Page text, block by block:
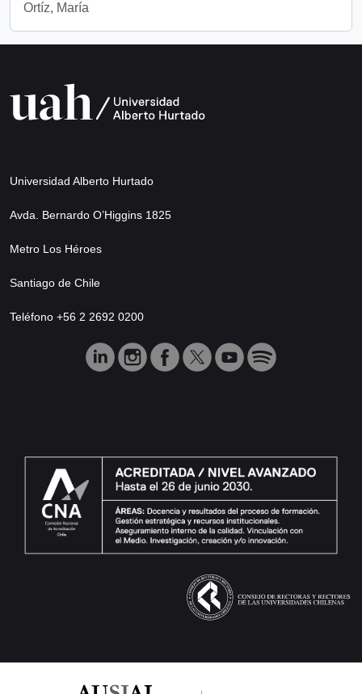
Ortíz, María
Universidad Alberto Hurtado
Avda. Bernardo O’Higgins 1825
Metro Los Héroes
Santiago de Chile
Teléfono +56 2 2692 0200